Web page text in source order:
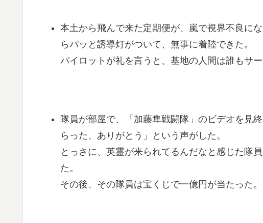
本土から飛んで来た定期便が、嵐で視界不良に
らパッと誘導灯がついて、無事に着陸できた。
パイロットが礼を言うと、基地の人間は誰もサ
隊員が部屋で、「加藤隼戦闘隊」のビデオを見
らった、ありがとう」という声がした。
とっさに、英霊が来られてるんだなと感じた隊
た。
その後、その隊員は宝くじで一億円が当たった。